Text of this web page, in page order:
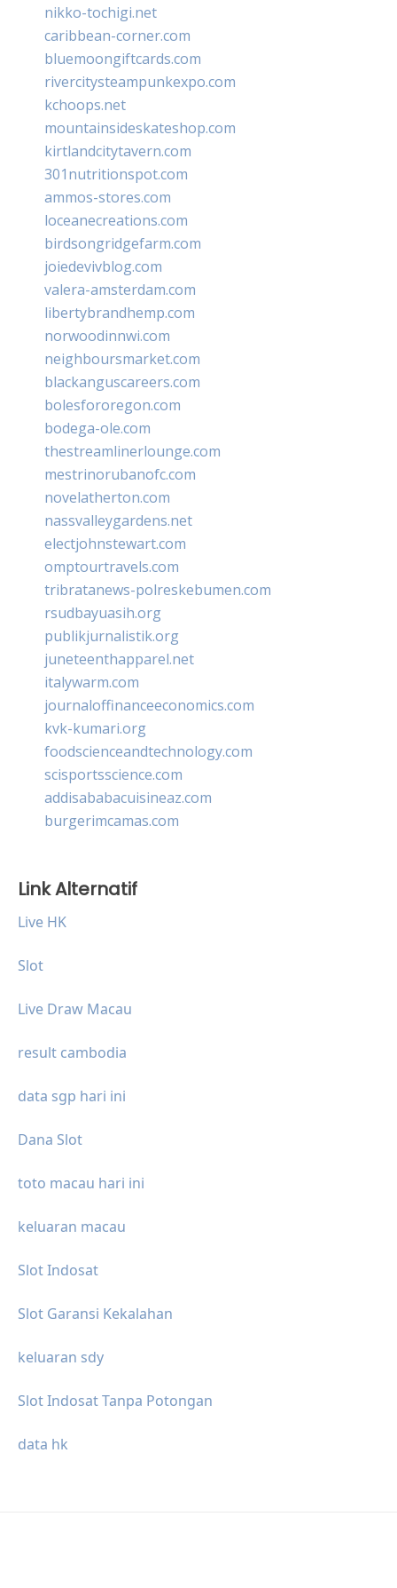
nikko-tochigi.net
caribbean-corner.com
bluemoongiftcards.com
rivercitysteampunkexpo.com
kchoops.net
mountainsideskateshop.com
kirtlandcitytavern.com
301nutritionspot.com
ammos-stores.com
loceanecreations.com
birdsongridgefarm.com
joiedevivblog.com
valera-amsterdam.com
libertybrandhemp.com
norwoodinnwi.com
neighboursmarket.com
blackanguscareers.com
bolesfororegon.com
bodega-ole.com
thestreamlinerlounge.com
mestrinorubanofc.com
novelatherton.com
nassvalleygardens.net
electjohnstewart.com
omptourtravels.com
tribratanews-polreskebumen.com
rsudbayuasih.org
publikjurnalistik.org
juneteenthapparel.net
italywarm.com
journaloffinanceeconomics.com
kvk-kumari.org
foodscienceandtechnology.com
scisportsscience.com
addisababacuisineaz.com
burgerimcamas.com
Link Alternatif
Live HK
Slot
Live Draw Macau
result cambodia
data sgp hari ini
Dana Slot
toto macau hari ini
keluaran macau
Slot Indosat
Slot Garansi Kekalahan
keluaran sdy
Slot Indosat Tanpa Potongan
data hk